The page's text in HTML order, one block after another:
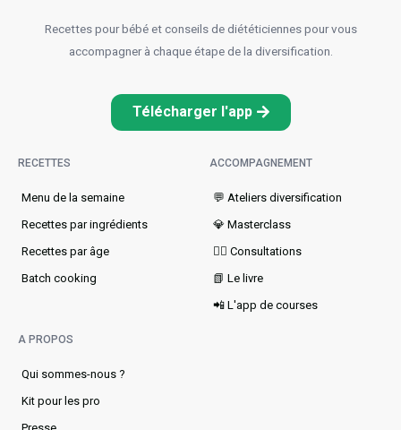
Recettes pour bébé et conseils de diététiciennes pour vous
accompagner à chaque étape de la diversification.
Télécharger l'app
RECETTES
Menu de la semaine​
Recettes par ingrédients
Recettes par âge
Batch cooking
ACCOMPAGNEMENT
💬 Ateliers diversification
💎 Masterclass
👩‍⚕️ Consultations
📗 Le livre
📲 L'app de courses
A PROPOS
Qui sommes-nous ?
Kit pour les pro